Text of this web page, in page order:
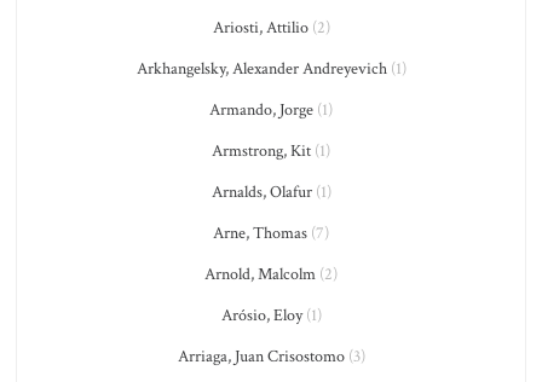
Ariosti, Attilio(2)
Arkhangelsky, Alexander Andreyevich(1)
Armando, Jorge (1)
Armstrong, Kit (1)
Arnalds, Olafur(1)
Arne, Thomas (7)
Arnold, Malcolm (2)
Arósio, Eloy(1)
Arriaga, Juan Crisostomo(3)